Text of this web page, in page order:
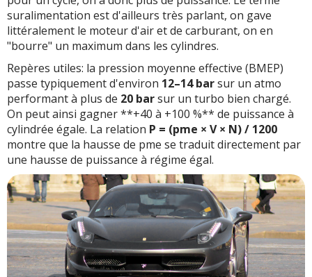
suralimentation est d'ailleurs très parlant, on gave
littéralement le moteur d'air et de carburant, on en
"bourre" un maximum dans les cylindres.
Repères utiles: la pression moyenne effective (BMEP)
passe typiquement d'environ 12–14 barsur un atmo
performant à plus de 20 barsur un turbo bien chargé.
On peut ainsi gagner **+40 à +100 %** de puissance à
cylindrée égale. La relation P = (pme × V × N) / 1200
montre que la hausse de pme se traduit directement par
une hausse de puissance à régime égal.